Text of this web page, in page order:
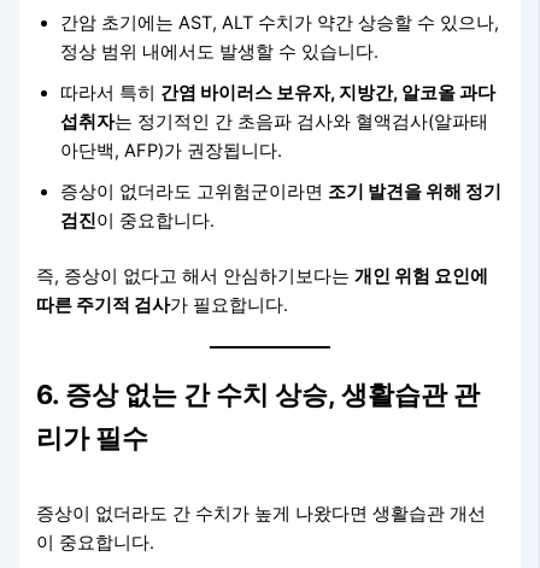
간암 초기에는 AST, ALT 수치가 약간 상승할 수 있으나,
정상 범위 내에서도 발생할 수 있습니다.
따라서 특히 간염 바이러스 보유자, 지방간, 알코올 과다
섭취자는 정기적인 간 초음파 검사와 혈액검사(알파태
아단백, AFP)가 권장됩니다.
증상이 없더라도 고위험군이라면 조기 발견을 위해 정기
검진이 중요합니다.
즉, 증상이 없다고 해서 안심하기보다는개인 위험 요인에
따른 주기적 검사가 필요합니다.
6. 증상 없는 간 수치 상승, 생활습관 관
리가 필수
증상이 없더라도 간 수치가 높게 나왔다면 생활습관 개선
이 중요합니다.